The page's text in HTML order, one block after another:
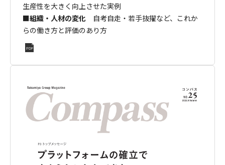
生産性を大きく向上させた実例
■組織・人材の変化 自考自走・若手抜擢など、これか
らの働き方と評価のあり方
PDF